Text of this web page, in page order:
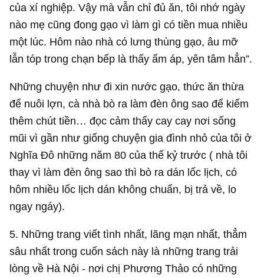
của xí nghiệp. Vậy mà vẫn chỉ đủ ăn, tôi nhớ ngày
nào mẹ cũng đong gạo vì làm gì có tiền mua nhiều
một lúc. Hôm nào nhà có lưng thùng gạo, âu mỡ
lẫn tóp trong chạn bếp là thấy ấm áp, yên tâm hẳn”.
Những chuyện như đi xin nước gạo, thức ăn thừa
để nuôi lợn, cà nhà bò ra làm đèn ông sao để kiếm
thêm chút tiền… đọc cảm thấy cay cay nơi sống
mũi vì gần như giống chuyện gia đình nhỏ của tôi ở
Nghĩa Đô những năm 80 của thế kỷ trước ( nhà tôi
thay vì làm đèn ông sao thì bò ra dán lốc lịch, có
hôm nhiều lốc lịch dán không chuẩn, bị trả về, lo
ngay ngáy).
5. Những trang viết tình nhất, lãng mạn nhất, thẳm
sâu nhất trong cuốn sách này là những trang trải
lòng về Hà Nội - nơi chị Phương Thảo có những